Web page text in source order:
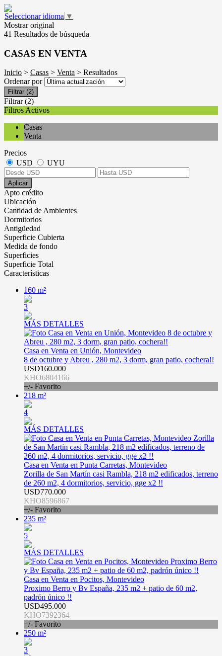
Seleccionar idioma ▼
Mostrar original
41 Resultados de búsqueda
CASAS EN VENTA
Inicio > Casas > Venta > Resultados
Ordenar por
Filtrar (2)
Filtrar (2)
Filtros Activos
Casas
Venta
Precios
USD
UYU
Aplicar
Apto crédito
Ubicación
Cantidad de Ambientes
Dormitorios
Antigüedad
Superficie Cubierta
Medida de fondo
Superficies
Superficie Total
Características
160 m²
3
MÁS DETALLES
Casa en Venta en Unión, Montevideo
8 de octubre y Abreu , 280 m2, 3 dorm, gran patio, cochera!!
USD160.000
KHO6804166
+/- Favorito
218 m²
4
MÁS DETALLES
Casa en Venta en Punta Carretas, Montevideo
Zorilla de San Martín casi Rambla, 218 m2 edificados, terreno
de 260 m2, 4 dormitorios, servicio, gge x2 !!
USD770.000
KHO8596867
+/- Favorito
235 m²
5
MÁS DETALLES
Casa en Venta en Pocitos, Montevideo
Proximo Berro y Bv España, 235 m2 + patio de 60 m2,
padrón único !!
USD495.000
KHO7392364
+/- Favorito
250 m²
3